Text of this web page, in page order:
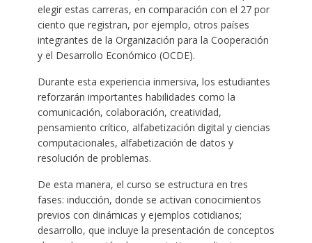
elegir estas carreras, en comparación con el 27 por
ciento que registran, por ejemplo, otros países
integrantes de la Organización para la Cooperación
y el Desarrollo Económico (OCDE).
Durante esta experiencia inmersiva, los estudiantes
reforzarán importantes habilidades como la
comunicación, colaboración, creatividad,
pensamiento crítico, alfabetización digital y ciencias
computacionales, alfabetización de datos y
resolución de problemas.
De esta manera, el curso se estructura en tres
fases: inducción, donde se activan conocimientos
previos con dinámicas y ejemplos cotidianos;
desarrollo, que incluye la presentación de conceptos